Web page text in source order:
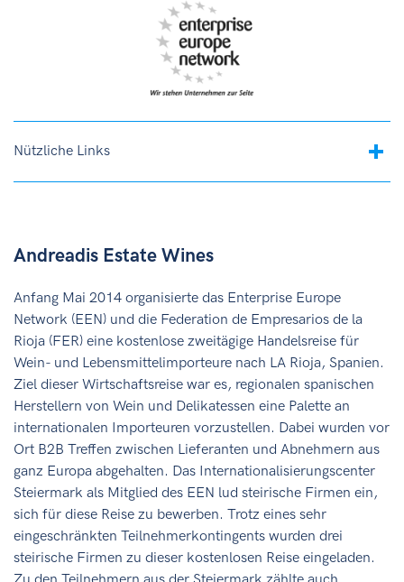
Nützliche Links
Andreadis Estate Wines
Anfang Mai 2014 organisierte das Enterprise Europe
Network (EEN) und die Federation de Empresarios de la
Rioja (FER) eine kostenlose zweitägige Handelsreise für
Wein- und Lebensmittelimporteure nach LA Rioja, Spanien.
Ziel dieser Wirtschaftsreise war es, regionalen spanischen
Herstellern von Wein und Delikatessen eine Palette an
internationalen Importeuren vorzustellen. Dabei wurden vor
Ort B2B Treffen zwischen Lieferanten und Abnehmern aus
ganz Europa abgehalten. Das Internationalisierungscenter
Steiermark als Mitglied des EEN lud steirische Firmen ein,
sich für diese Reise zu bewerben. Trotz eines sehr
eingeschränkten Teilnehmerkontingents wurden drei
steirische Firmen zu dieser kostenlosen Reise eingeladen.